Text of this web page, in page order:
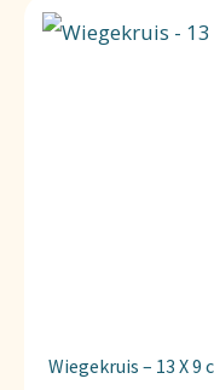
Wiegekruis – 13 X 9